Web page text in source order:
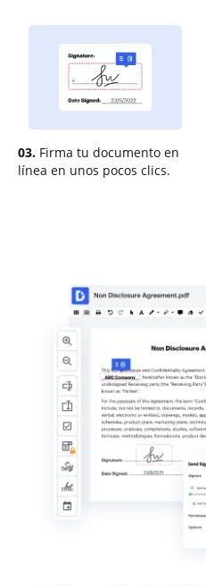
03. Firma tu documento en
línea en unos pocos clics.